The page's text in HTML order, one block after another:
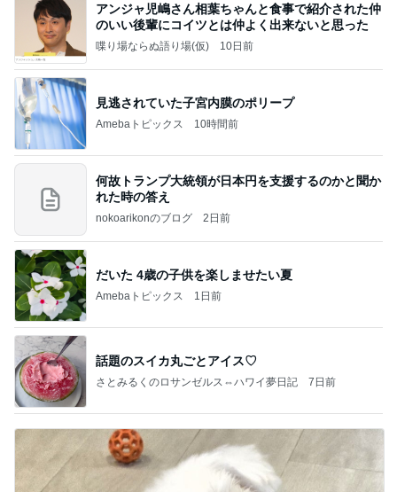
アンジャ児嶋さん相葉ちゃんと食事で紹介された仲
のいい後輩にコイツとは仲よく出来ないと思った
喋り場ならぬ語り場(仮) 10日前
見逃されていた子宮内膜のポリープ
Amebaトピックス 10時間前
何故トランプ大統領が日本円を支援するのかと聞か
れた時の答え
nokoarikonのブログ 2日前
だいた 4歳の子供を楽しませたい夏
Amebaトピックス 1日前
話題のスイカ丸ごとアイス♡
さとみるくのロサンゼルス⇔ハワイ夢日記 7日前